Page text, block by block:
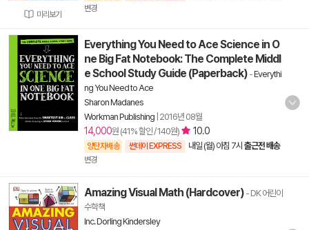
미리보기
변경
Everything You Need to Ace Science in O
ne Big Fat Notebook: The Complete Middl
e School Study Guide (Paperback) -Everythi
ng You Need to Ace
Sharon Madanes
Workman Publishing 2016년 08월
14,000원 (41% 할인 / 140원) 10.0
양탄자배송 썬데이 EXPRESS 내일 (월) 아침 7시 출근전 배송
변경
Amazing Visual Math (Hardcover) - DK 어린이
수학책
Inc. Dorling Kindersley